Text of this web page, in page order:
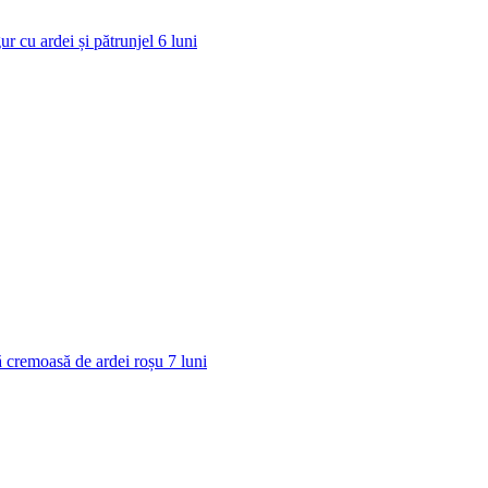
cu ardei și pătrunjel 6 luni
cremoasă de ardei roșu 7 luni